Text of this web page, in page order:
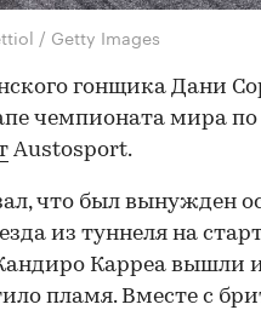
/ Getty Images
гонщика Дани
чемпионата мира
Austosport.
что был вынужден
из туннеля на
Карреа вышли
пламя. Вместе с